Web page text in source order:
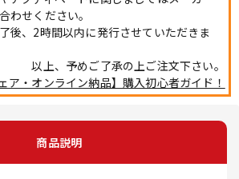
わせください。
後、2時間以内に発行させていただきま
以上、予めご了承の上ご注文下さい。
ア・オンライン納品】購入初心者ガイド！
商品説明